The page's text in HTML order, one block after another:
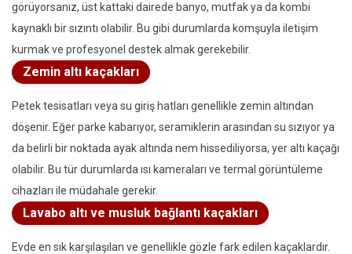
görüyorsanız, üst kattaki dairede banyo, mutfak ya da kombi
kaynaklı bir sızıntı olabilir. Bu gibi durumlarda komşuyla iletişim
kurmak ve profesyonel destek almak gerekebilir.
Zemin altı kaçakları
Petek tesisatları veya su giriş hatları genellikle zemin altından
döşenir. Eğer parke kabarıyor, seramiklerin arasından su sızıyor ya
da belirli bir noktada ayak altında nem hissediliyorsa, yer altı kaçağı
olabilir. Bu tür durumlarda ısı kameraları ve termal görüntüleme
cihazları ile müdahale gerekir.
Lavabo altı ve musluk bağlantı kaçakları
Evde en sık karşılaşılan ve genellikle gözle fark edilen kaçaklardır.